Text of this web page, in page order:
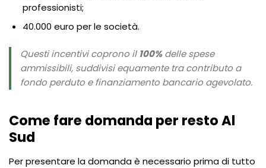
professionisti;
40.000 euro per le società.
Questi incentivi coprono il 100%delle spese
ammissibili, suddivisi equamente tra contributo a
fondo perduto e finanziamento bancario agevolato.
Come fare domanda per resto Al
Sud
Per presentare la domanda è necessario prima di tutto